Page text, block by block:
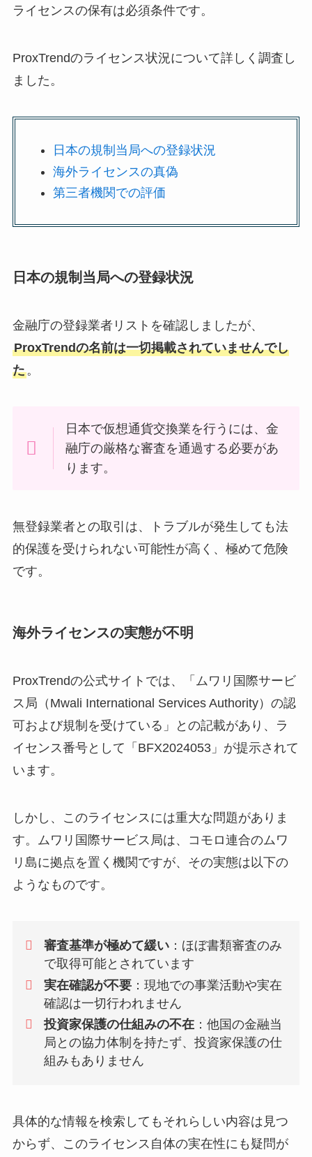
ライセンスの保有は必須条件です。
ProxTrendのライセンス状況について詳しく調査し
ました。
日本の規制当局への登録状況
海外ライセンスの真偽
第三者機関での評価
日本の規制当局への登録状況
金融庁の登録業者リストを確認しましたが、
ProxTrendの名前は一切掲載されていませんでし
た。
日本で仮想通貨交換業を行うには、金
融庁の厳格な審査を通過する必要があ
ります。
無登録業者との取引は、トラブルが発生しても法
的保護を受けられない可能性が高く、極めて危険
です。
海外ライセンスの実態が不明
ProxTrendの公式サイトでは、「ムワリ国際サービ
ス局（Mwali International Services Authority）の認
可および規制を受けている」との記載があり、ラ
イセンス番号として「BFX2024053」が提示されて
います。
しかし、このライセンスには重大な問題がありま
す。ムワリ国際サービス局は、コモロ連合のムワ
リ島に拠点を置く機関ですが、その実態は以下の
ようなものです。
審査基準が極めて緩い：ほぼ書類審査のみ
で取得可能とされています
実在確認が不要：現地での事業活動や実在
確認は一切行われません
投資家保護の仕組みの不在：他国の金融当
局との協力体制を持たず、投資家保護の仕
組みもありません
具体的な情報を検索してもそれらしい内容は見つ
からず、このライセンス自体の実在性にも疑問が